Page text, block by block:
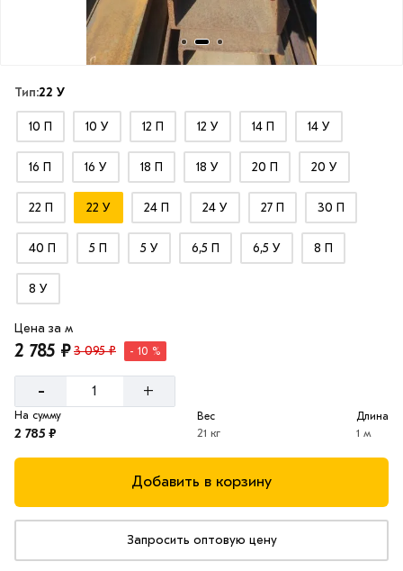
Тип:22 У
10 П 10 У 12 П 12 У 14 П 14 У
16 П 16 У 18 П 18 У 20 П 20 У
22 П 22 У 24 П 24 У 27 П 30 П
40 П 5 П 5 У 6,5 П 6,5 У 8 П
8 У
Цена за м
2 785 ₽3 095 ₽ - 10 %
- +
На сумму
2 785 ₽
Вес
21 кг
Длина
1 м
Добавить в корзину
Запросить оптовую цену